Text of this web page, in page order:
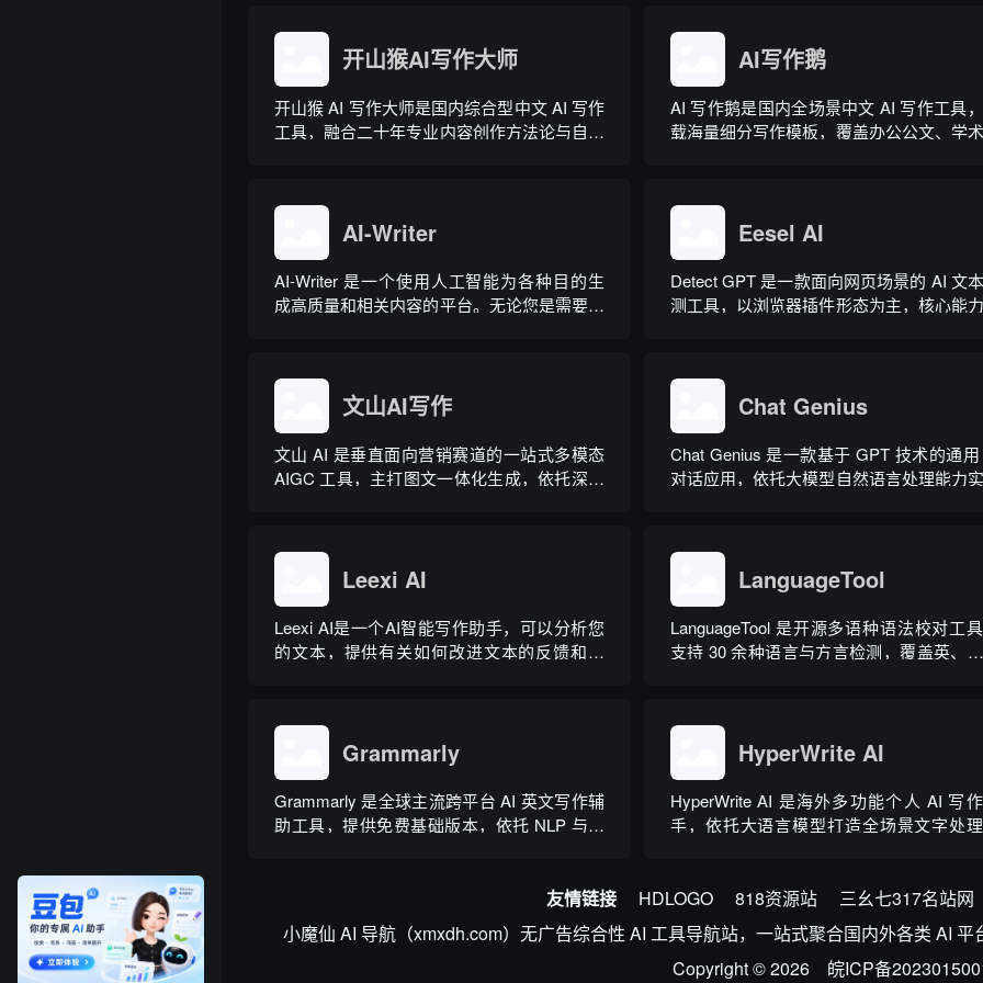
地授权文件的 AI 助手，用户用自然语言下...
库、实时更新素材库、标准化公文模板五大
心板块，兼顾公文快速撰写、文稿合...
开山猴AI写作大师
开山猴 AI 写作大师是国内综合型中文 AI 写作
工具，融合二十年专业内容创作方法论与自研
20 余个行业领域、279 种写作体裁，配备 20
余种专业角色...
AI写作鹅
AI 写作鹅是国内全场景中文 AI 写作工具
载海量细分写作模板，覆盖办公公文、学
文、多语言翻译、PPT 大纲生成等通用
力，同时内置多领域 AI 私人顾问...
AI-Writer
AI-Writer 是一个使用人工智能为各种目的生
成高质量和相关内容的平台。无论您是需要撰
Eesel AI
Detect GPT 是一款面向网页场景的 AI 文
测工具，以浏览器插件形态为主，核心能
术，无需针对新模型重新训练，操作简单、
需注册登录，面向科研人...
文山AI写作
文山 AI 是垂直面向营销赛道的一站式多模态
AIGC 工具，主打图文一体化生成，依托深度
类海量行业模板，覆盖超 99% 营销业务场
景，普通用户选择模板填入需求...
Chat Genius
Chat Genius 是一款基于 GPT 技术的通
对话应用，依托大模型自然语言处理能力
等场景。产品采用金币激励体系，用户可通
拉新、观看广告...
Leexi AI
Leexi AI是一个AI智能写作助手，可以分析您
的文本，提供有关如何改进文本的反馈和建
LanguageTool
LanguageTool 是开源多语种语法校对工具
支持 30 余种语言与方言检测，覆盖英、西
大小写、语句冗余问题，附带 AI 句子改写
能，分为免费个人版、...
Grammarly
Grammarly 是全球主流跨平台 AI 英文写作辅
助工具，提供免费基础版本，依托 NLP 与大
排版、团队文风统一功能于一体。覆盖客户
端、浏览器插...
HyperWrite AI
HyperWrite AI 是海外多功能个人 AI 写
手，依托大语言模型打造全场景文字处
调用 AI。覆盖内容生成、改写翻译、学
研、商务沟通等...
友情链接 HDLOGO 818资源站 三幺七317名站网
小魔仙 AI 导航（xmxdh.com）无广告综合性 AI 工具导航站，一站式聚合国内外各类 AI
Copyright © 2026
皖ICP备